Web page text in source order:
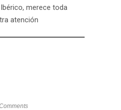
merece toda
atención